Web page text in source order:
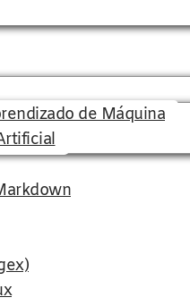
de Máquina